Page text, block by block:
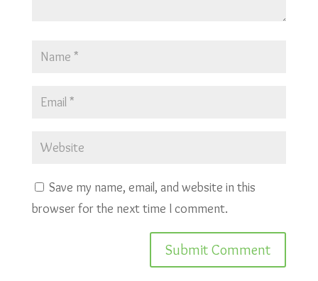
Save my name, email, and website in this
browser for the next time I comment.